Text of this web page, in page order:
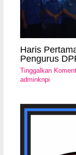
Haris
Pengurus
Tinggalkan
adminknpi